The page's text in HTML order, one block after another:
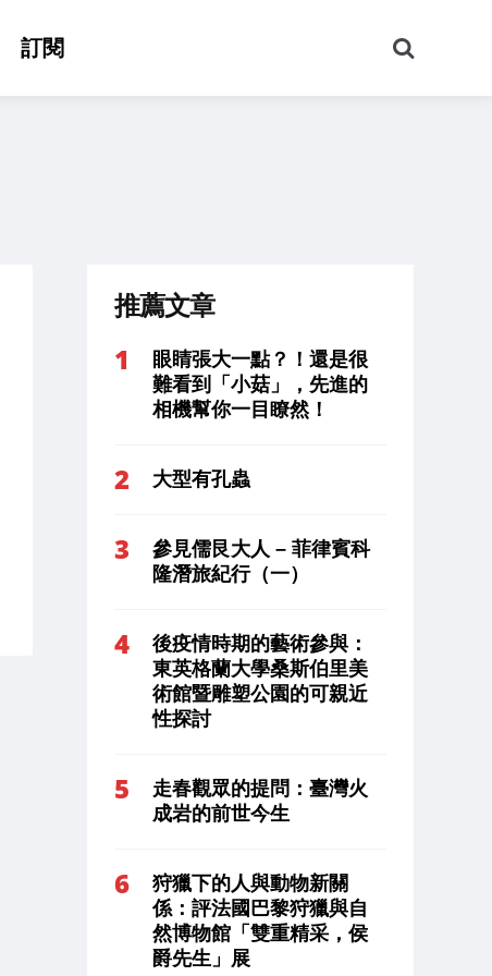
訂閱
尋
推薦文章
眼睛張大一點？！還是很
難看到「小菇」，先進的
相機幫你一目瞭然！
大型有孔蟲
參見儒艮大人 – 菲律賓科
隆潛旅紀行（一）
後疫情時期的藝術參與：
東英格蘭大學桑斯伯里美
術館暨雕塑公園的可親近
性探討
走春觀眾的提問：臺灣火
成岩的前世今生
狩獵下的人與動物新關
係：評法國巴黎狩獵與自
然博物館「雙重精采，侯
爵先生」展